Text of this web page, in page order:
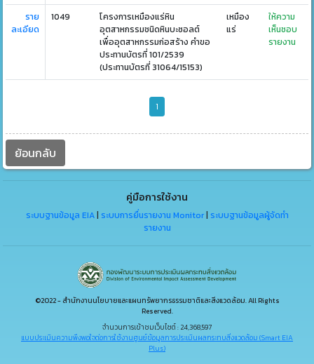
ราย
ละเอียด
1049
โครงการเหมืองแร่หิน
อุตสาหกรรมชนิดหินบะซอลต์
เพื่ออุตสาหกรรมก่อสร้าง คำขอ
ประทานบัตรที่ 101/2539
(ประทานบัตรที่ 31064/15153)
เหมือง
แร่
ให้ความ
เห็นชอบ
รายงาน
1
ย้อนกลับ
คู่มือการใช้งาน
ระบบฐานข้อมูล EIA| ระบบการยื่นรายงาน Monitor| ระบบฐานข้อมูลผู้จัดทำ
รายงาน
©2022 - สำนักงานนโยบายและแผนทรัพยากรธรรมชาติและสิ่งแวดล้อม. All Rights
Reserved.
จำนวนการเข้าชมเว็บไซต์ : 24,368,597
แบบประเมินความพึงพอใจต่อการใช้งานศูนย์ข้อมูลการประเมินผลกระทบสิ่งแวดล้อม (Smart EIA
Plus)